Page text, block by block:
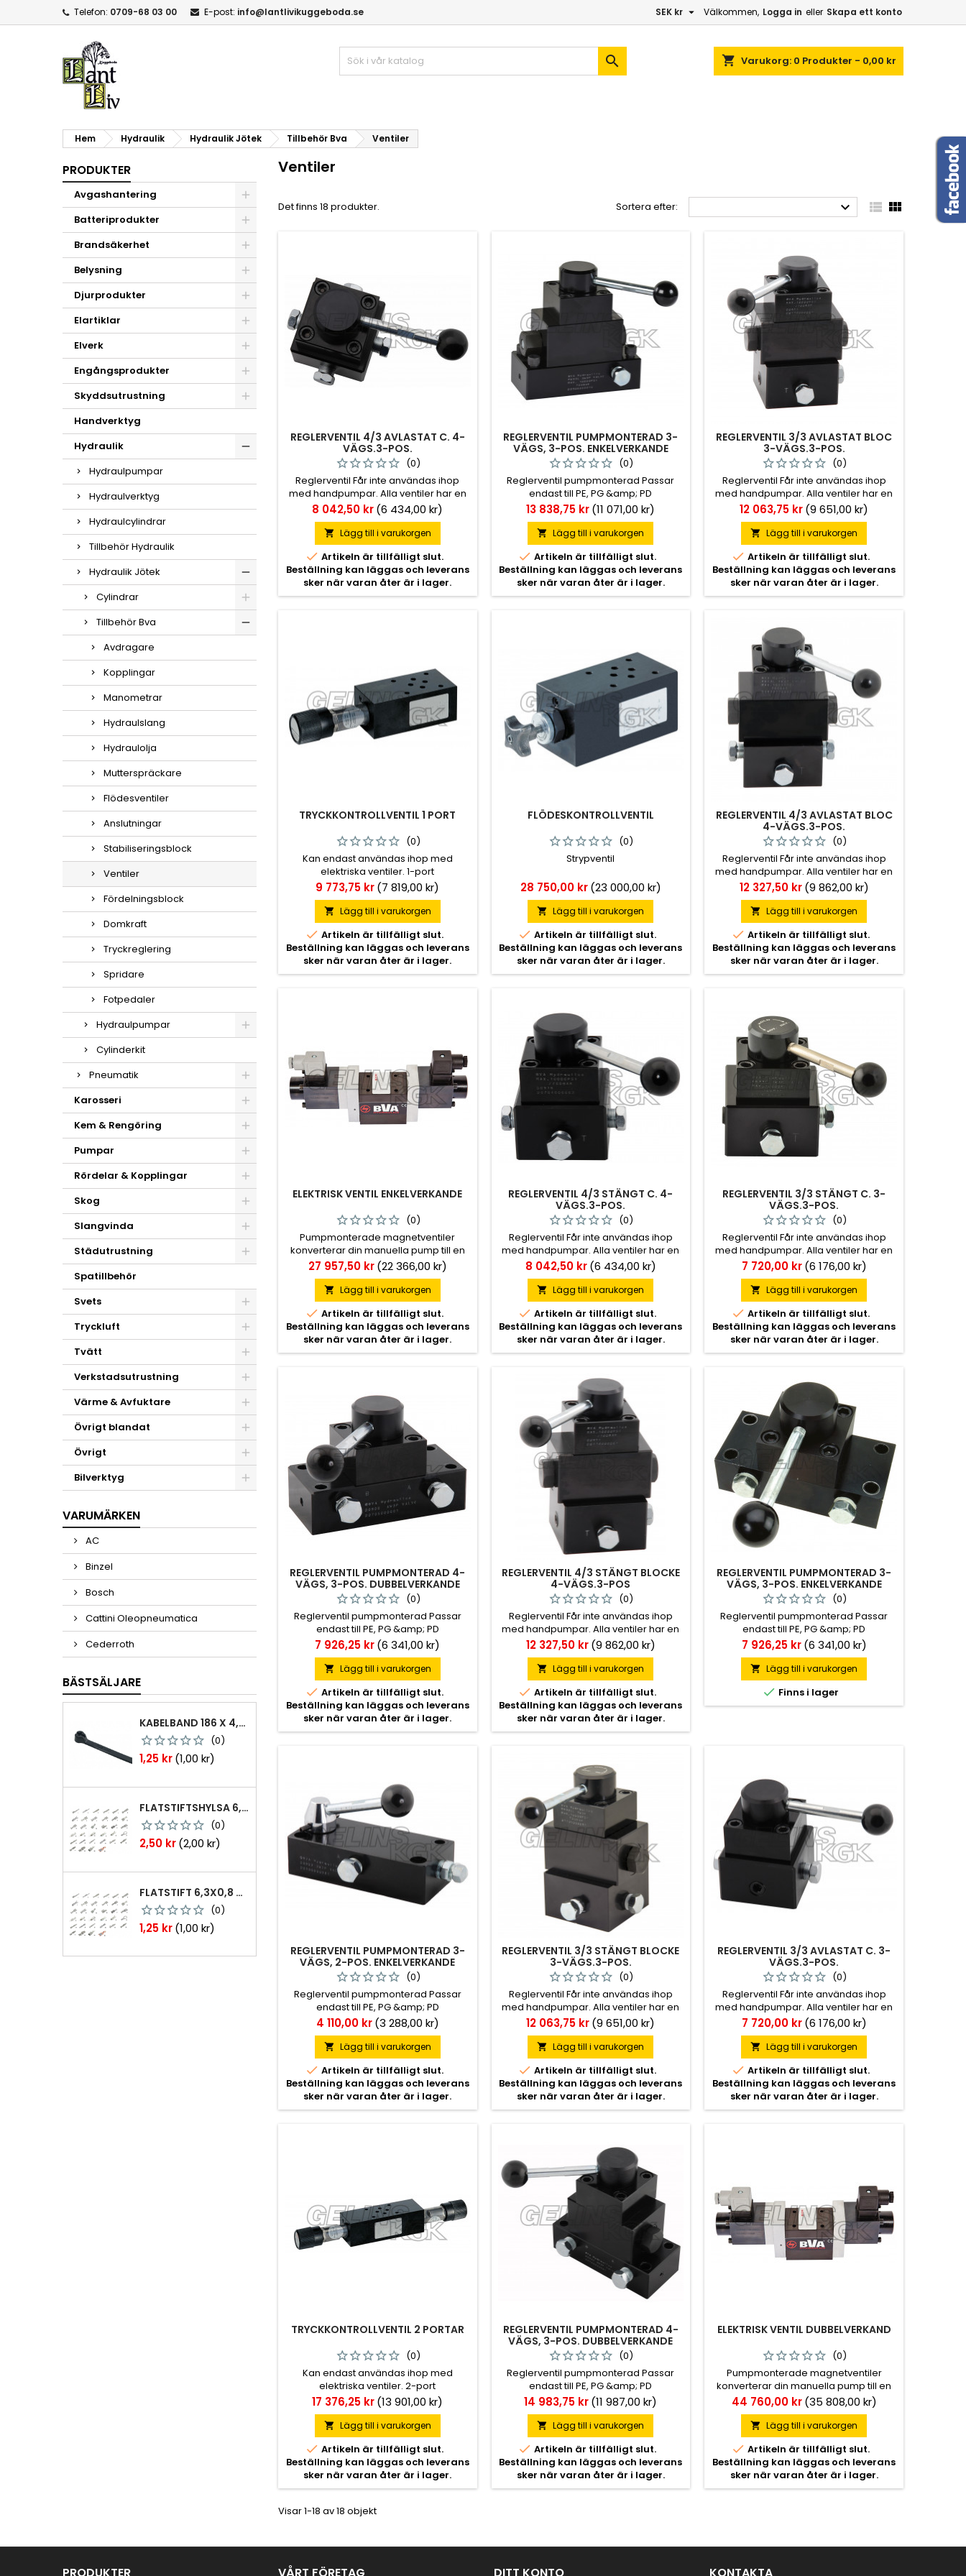
Telefon: 0709-68 03 00 E-post: info@lantlivikuggeboda.se Välkommen, Logga in eller Skapa ett konto
SEK kr 
shopping_cart Varukorg: 0 Produkter - 0,00 kr

Hem Hydraulik Hydraulik Jötek Tillbehör Bva Ventiler
PRODUKTER
Avgashantering
Batteriprodukter
Brandsäkerhet
Belysning
Djurprodukter
Elartiklar
Elverk
Engångsprodukter
Skyddsutrustning
Handverktyg
Hydraulik
Hydraulpumpar
Hydraulverktyg
Hydraulcylindrar
Tillbehör Hydraulik
Hydraulik Jötek
Cylindrar
Tillbehör Bva
Avdragare
Kopplingar
Manometrar
Hydraulslang
Hydraulolja
Mutterspräckare
Flödesventiler
Anslutningar
Stabiliseringsblock
Ventiler
Fördelningsblock
Domkraft
Tryckreglering
Spridare
Fotpedaler
Hydraulpumpar
Cylinderkit
Pneumatik
Karosseri
Kem & Rengöring
Pumpar
Rördelar & Kopplingar
Skog
Slangvinda
Städutrustning
Spatillbehör
Svets
Tryckluft
Tvätt
Verkstadsutrustning
Värme & Avfuktare
Övrigt blandat
Övrigt
Bilverktyg
VARUMÄRKEN
AC
Binzel
Bosch
Cattini Oleopneumatica
Cederroth
BÄSTSÄLJARE
KABELBAND 186 X 4,8MM TY25MX TY-RAP SVARTA 1000 ST
(0)
Pris
1,25 kr(1,00 kr)
FLATSTIFTSHYLSA 6,3X0,8 1,0-2,5 MM² 100ST NABB
(0)
Pris
2,50 kr(2,00 kr)
FLATSTIFT 6,3X0,8 M. NABB 1,0-2,5 MM2 100ST
(0)
Pris
1,25 kr(1,00 kr)
Ventiler
Det finns 18 produkter. Sortera efter:   
REGLERVENTIL 4/3 AVLASTAT C. 4-
VÄGS.3-POS.
(0)
Reglerventil Får inte användas ihop
med handpumpar. Alla ventiler har en
spärr i mittläget.
Pris
8 042,50 kr(6 434,00 kr)
 Lägg till i varukorgen
 Artikeln är tillfälligt slut.
Beställning kan läggas och leverans
sker när varan åter är i lager.
REGLERVENTIL PUMPMONTERAD 3-
VÄGS, 3-POS. ENKELVERKANDE
(0)
Reglerventil pumpmonterad Passar
endast till PE, PG &amp; PD
hydraulpumpar.
Pris
13 838,75 kr(11 071,00 kr)
 Lägg till i varukorgen
 Artikeln är tillfälligt slut.
Beställning kan läggas och leverans
sker när varan åter är i lager.
REGLERVENTIL 3/3 AVLASTAT BLOC
3-VÄGS.3-POS.
(0)
Reglerventil Får inte användas ihop
med handpumpar. Alla ventiler har en
spärr i mittläget.
Pris
12 063,75 kr(9 651,00 kr)
 Lägg till i varukorgen
 Artikeln är tillfälligt slut.
Beställning kan läggas och leverans
sker när varan åter är i lager.
TRYCKKONTROLLVENTIL 1 PORT
(0)
Kan endast användas ihop med
elektriska ventiler. 1-port
Pris
9 773,75 kr(7 819,00 kr)
 Lägg till i varukorgen
 Artikeln är tillfälligt slut.
Beställning kan läggas och leverans
sker när varan åter är i lager.
FLÖDESKONTROLLVENTIL
(0)
Strypventil
Pris
28 750,00 kr(23 000,00 kr)
 Lägg till i varukorgen
 Artikeln är tillfälligt slut.
Beställning kan läggas och leverans
sker när varan åter är i lager.
REGLERVENTIL 4/3 AVLASTAT BLOC
4-VÄGS.3-POS.
(0)
Reglerventil Får inte användas ihop
med handpumpar. Alla ventiler har en
spärr i mittläget.
Pris
12 327,50 kr (9 862,00 kr)
 Lägg till i varukorgen
 Artikeln är tillfälligt slut.
Beställning kan läggas och leverans
sker när varan åter är i lager.
ELEKTRISK VENTIL ENKELVERKANDE
(0)
Pumpmonterade magnetventiler
konverterar din manuella pump till en
elektriskt styrd pump.
Pris
27 957,50 kr(22 366,00 kr)
 Lägg till i varukorgen
 Artikeln är tillfälligt slut.
Beställning kan läggas och leverans
sker när varan åter är i lager.
REGLERVENTIL 4/3 STÄNGT C. 4-
VÄGS.3-POS.
(0)
Reglerventil Får inte användas ihop
med handpumpar. Alla ventiler har en
spärr i mittläget.
Pris
8 042,50 kr(6 434,00 kr)
 Lägg till i varukorgen
 Artikeln är tillfälligt slut.
Beställning kan läggas och leverans
sker när varan åter är i lager.
REGLERVENTIL 3/3 STÄNGT C. 3-
VÄGS.3-POS.
(0)
Reglerventil Får inte användas ihop
med handpumpar. Alla ventiler har en
spärr i mittläget.
Pris
7 720,00 kr (6 176,00 kr)
 Lägg till i varukorgen
 Artikeln är tillfälligt slut.
Beställning kan läggas och leverans
sker när varan åter är i lager.
REGLERVENTIL PUMPMONTERAD 4-
VÄGS, 3-POS. DUBBELVERKANDE
(0)
Reglerventil pumpmonterad Passar
endast till PE, PG &amp; PD
hydraulpumpar.
Pris
7 926,25 kr(6 341,00 kr)
 Lägg till i varukorgen
 Artikeln är tillfälligt slut.
Beställning kan läggas och leverans
sker när varan åter är i lager.
REGLERVENTIL 4/3 STÄNGT BLOCKE
4-VÄGS.3-POS
(0)
Reglerventil Får inte användas ihop
med handpumpar. Alla ventiler har en
spärr i mittläget.
Pris
12 327,50 kr(9 862,00 kr)
 Lägg till i varukorgen
 Artikeln är tillfälligt slut.
Beställning kan läggas och leverans
sker när varan åter är i lager.
REGLERVENTIL PUMPMONTERAD 3-
VÄGS, 3-POS. ENKELVERKANDE
(0)
Reglerventil pumpmonterad Passar
endast till PE, PG &amp; PD
hydraulpumpar.
Pris
7 926,25 kr (6 341,00 kr)
 Lägg till i varukorgen
 Finns i lager
REGLERVENTIL PUMPMONTERAD 3-
VÄGS, 2-POS. ENKELVERKANDE
(0)
Reglerventil pumpmonterad Passar
endast till PE, PG &amp; PD
hydraulpumpar.
Pris
4 110,00 kr(3 288,00 kr)
 Lägg till i varukorgen
 Artikeln är tillfälligt slut.
Beställning kan läggas och leverans
sker när varan åter är i lager.
REGLERVENTIL 3/3 STÄNGT BLOCKE
3-VÄGS.3-POS.
(0)
Reglerventil Får inte användas ihop
med handpumpar. Alla ventiler har en
spärr i mittläget.
Pris
12 063,75 kr(9 651,00 kr)
 Lägg till i varukorgen
 Artikeln är tillfälligt slut.
Beställning kan läggas och leverans
sker när varan åter är i lager.
REGLERVENTIL 3/3 AVLASTAT C. 3-
VÄGS.3-POS.
(0)
Reglerventil Får inte användas ihop
med handpumpar. Alla ventiler har en
spärr i mittläget.
Pris
7 720,00 kr (6 176,00 kr)
 Lägg till i varukorgen
 Artikeln är tillfälligt slut.
Beställning kan läggas och leverans
sker när varan åter är i lager.
TRYCKKONTROLLVENTIL 2 PORTAR
(0)
Kan endast användas ihop med
elektriska ventiler. 2-port
Pris
17 376,25 kr(13 901,00 kr)
 Lägg till i varukorgen
 Artikeln är tillfälligt slut.
Beställning kan läggas och leverans
sker när varan åter är i lager.
REGLERVENTIL PUMPMONTERAD 4-
VÄGS, 3-POS. DUBBELVERKANDE
(0)
Reglerventil pumpmonterad Passar
endast till PE, PG &amp; PD
hydraulpumpar.
Pris
14 983,75 kr(11 987,00 kr)
 Lägg till i varukorgen
 Artikeln är tillfälligt slut.
Beställning kan läggas och leverans
sker när varan åter är i lager.
ELEKTRISK VENTIL DUBBELVERKAND
(0)
Pumpmonterade magnetventiler
konverterar din manuella pump till en
elektriskt styrd pump.
Pris
44 760,00 kr (35 808,00 kr)
 Lägg till i varukorgen
 Artikeln är tillfälligt slut.
Beställning kan läggas och leverans
sker när varan åter är i lager.
Visar 1-18 av 18 objekt